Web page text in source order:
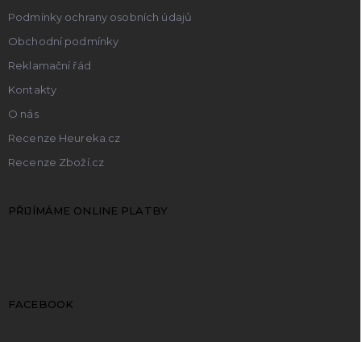
Podmínky ochrany osobních údajů
Obchodní podmínky
Reklamační řád
Kontakty
O nás
Recenze Heureka.cz
Recenze Zboží.cz
PŘIJÍMÁME ONLINE PLATBY
FACEBOOK